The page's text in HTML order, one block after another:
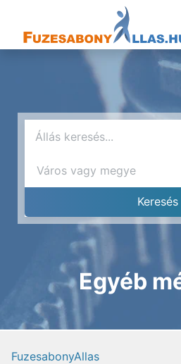
Egyéb
FuzesabonyAllas